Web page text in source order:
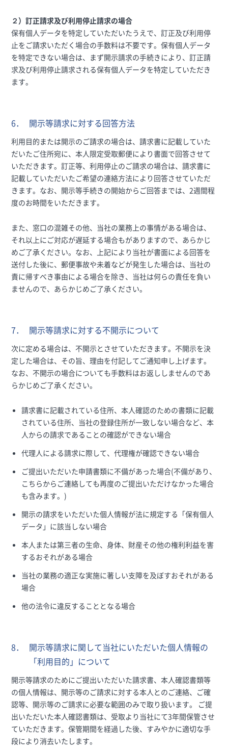
２）訂正請求及び利用停止請求の場合
保有個人データを特定していただいたうえで、訂正及び利用停
止をご請求いただく場合の手数料は不要です。保有個人データ
を特定できない場合は、まず開示請求の手続きにより、訂正請
求及び利用停止請求される保有個人データを特定していただき
ます。
6． 開示等請求に対する回答方法
利用目的または開示のご請求の場合は、請求書に記載していた
だいたご住所宛に、本人限定受取郵便により書面で回答させて
いただきます。訂正等、利用停止のご請求の場合は、請求書に
記載していただいたご希望の連絡方法により回答させていただ
きます。なお、開示等手続きの開始からご回答までは、2週間程
度のお時間をいただきます。
また、窓口の混雑その他、当社の業務上の事情がある場合は、
それ以上にご対応が遅延する場合もがありますので、あらかじ
めご了承ください。なお、上記により当社が書面による回答を
送付した後に、郵便事故や未着などが発生した場合は、当社の
責に帰すべき事由による場合を除き、当社は何らの責任を負い
ませんので、あらかじめご了承ください。
7． 開示等請求に対する不開示について
次に定める場合は、不開示とさせていただきます。不開示を決
定した場合は、その旨、理由を付記してご通知申し上げます。
なお、不開示の場合についても手数料はお返ししませんのであ
らかじめご了承ください。
請求書に記載されている住所、本人確認のための書類に記載
されている住所、当社の登録住所が一致しない場合など、本
人からの請求であることの確認ができない場合
代理人による請求に際して、代理権が確認できない場合
ご提出いただいた申請書類に不備があった場合(不備があり、
こちらからご連絡しても再度のご提出いただけなかった場合
も含みます。)
開示の請求をいただいた個人情報が法に規定する「保有個人
データ」に該当しない場合
本人または第三者の生命、身体、財産その他の権利利益を害
するおそれがある場合
当社の業務の適正な実施に著しい支障を及ぼすおそれがある
場合
他の法令に違反することとなる場合
8．
開示等請求に関して当社にいただいた個人情報の
「利用目的」について
開示等請求のためにご提出いただいた請求書、本人確認書類等
の個人情報は、開示等のご請求に対する本人とのご連絡、ご確
認等、開示等のご請求に必要な範囲のみで取り扱います。 ご提
出いただいた本人確認書類は、受取より当社にて3年間保管させ
ていただきます。保管期間を経過した後、すみやかに適切な手
段により消去いたします。